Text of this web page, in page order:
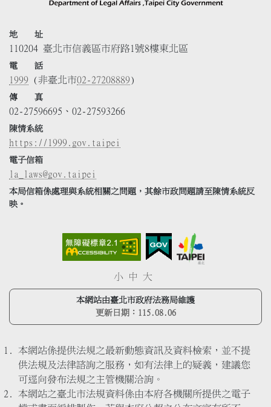
地 址
110204 臺北市信義區市府路1號8樓東北區
電 話
1999 (非臺北市02-27208889)
傳 真
02-27596695、02-27593266
陳情系統
https://1999.gov.taipei
電子信箱
la_laws@gov.taipei
本局信箱係處理與系統相關之問題，其餘市政問題請至陳情系統反
映。
小 中 大
本網站由臺北市政府法務局維護
更新日期： 115.08.06
本網站係提供法規之最新動態資訊及資料檢索，並不提
供法規及法律諮詢之服務，如有法律上的疑義，建議您
可逕向發布法規之主管機關洽詢。
本網站之臺北市法規資料係由本府各機關所提供之電子